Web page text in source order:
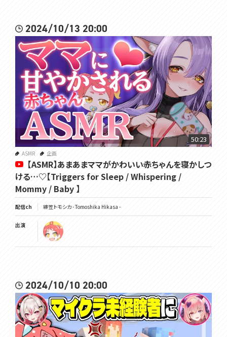
2024/10/13 20:00
50:23
ASMR 企画
【ASMR】あまあまママがかわいい赤ちゃんを寝かしつ
ける…♡【Triggers for Sleep / Whispering /
Mommy / Baby 】
配信ch 緋笠トモシカ - Tomoshika Hikasa -
出演
2024/10/10 20:00